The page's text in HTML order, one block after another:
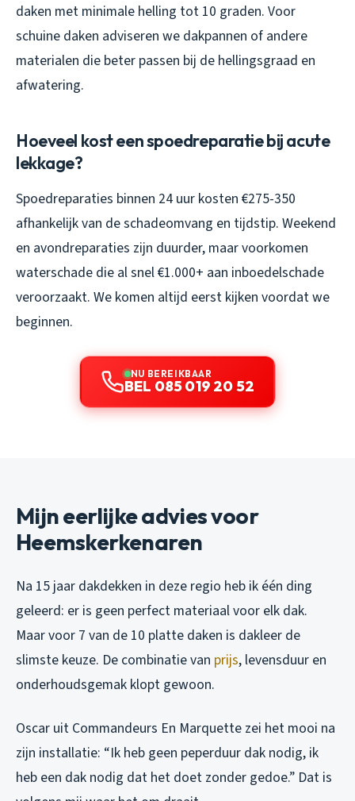
daken met minimale helling tot 10 graden. Voor
schuine daken adviseren we dakpannen of andere
materialen die beter passen bij de hellingsgraad en
afwatering.
Hoeveel kost een spoedreparatie bij acute
lekkage?
Spoedreparaties binnen 24 uur kosten €275-350
afhankelijk van de schadeomvang en tijdstip. Weekend
en avondreparaties zijn duurder, maar voorkomen
waterschade die al snel €1.000+ aan inboedelschade
veroorzaakt. We komen altijd eerst kijken voordat we
beginnen.
NU BEREIKBAAR
BEL 085 019 20 52
Mijn eerlijke advies voor
Heemskerkenaren
Na 15 jaar dakdekken in deze regio heb ik één ding
geleerd: er is geen perfect materiaal voor elk dak.
Maar voor 7 van de 10 platte daken is dakleer de
slimste keuze. De combinatie van prijs, levensduur en
onderhoudsgemak klopt gewoon.
Oscar uit Commandeurs En Marquette zei het mooi na
zijn installatie: “Ik heb geen peperduur dak nodig, ik
heb een dak nodig dat het doet zonder gedoe.” Dat is